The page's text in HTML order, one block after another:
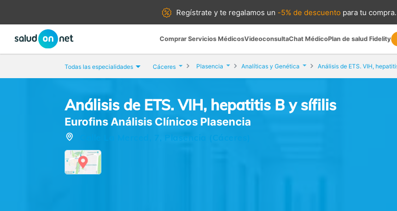
Regístrate yte regalamos un -5% de descuento para tu compra.
Comprar Servicios MédicosVideoconsultaChat MédicoPlan de salud Fidelity
Todas las especialidades Cáceres Plasencia Analíticas y Genética
Análisis de ETS. VIH, hepatitis B y sífilis
Eurofins Análisis Clínicos Plasencia